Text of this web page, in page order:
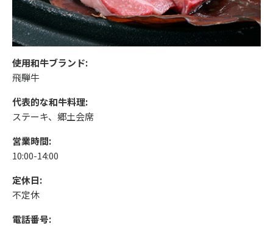
使用和牛ブランド:
飛騨牛
代表的な和牛料理:
ステーキ、郷土会席
営業時間:
10:00-14:00
定休日:
不定休
電話番号: